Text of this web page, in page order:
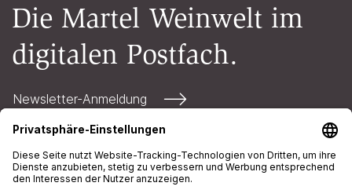
Die Martel Weinwelt im
digitalen Postfach.
Newsletter-Anmeldung
Kontakt